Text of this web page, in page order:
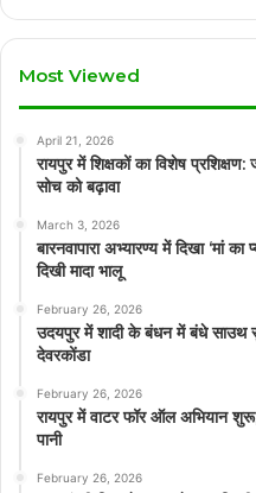
Most Viewed
April 21, 2026
रायपुर में शिक्षकों का विशेष
सोच को बढ़ावा
March 3, 2026
बारनवापारा अभ्यारण्य में दिखा ‘मां
दिखी मादा भालू
February 26, 2026
उदयपुर में शादी के बंधन में बंधे साउथ
देवरकोंडा
February 26, 2026
रायपुर में वाटर फॉर ऑल अभियान
पानी
February 26, 2026